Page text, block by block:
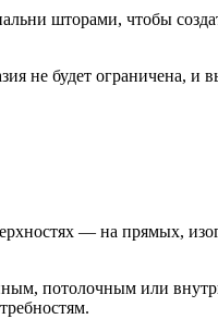
шторами, чтобы
не будет ограничена, и
— на прямых,
потолочным или